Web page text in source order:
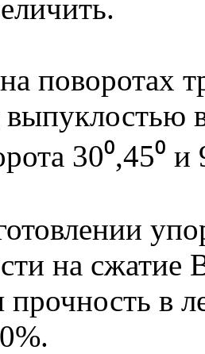
выпуклостью
30⁰,45⁰ и
на сжатие
прочность в